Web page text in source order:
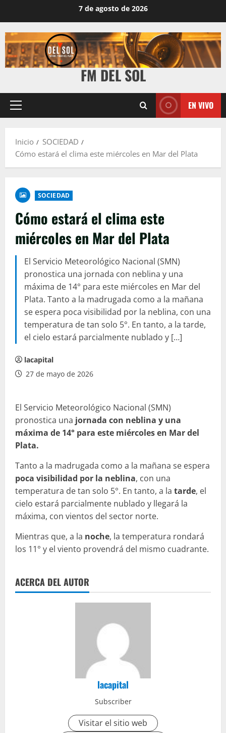
7 de agosto de 2026
FM DEL SOL
EN VIVO
Inicio
SOCIEDAD
Cómo estará el clima este miércoles en Mar del Plata
SOCIEDAD
Cómo estará el clima este
miércoles en Mar del Plata
El Servicio Meteorológico Nacional (SMN)
pronostica una jornada con neblina y una
máxima de 14° para este miércoles en Mar del
Plata. Tanto a la madrugada como a la mañana
se espera poca visibilidad por la neblina, con una
temperatura de tan solo 5°. En tanto, a la tarde,
el cielo estará parcialmente nublado y […]
lacapital
27 de mayo de 2026
El Servicio Meteorológico Nacional (SMN)
pronostica una jornada con neblina y una
máxima de 14° para este miércoles en Mar del
Plata.
Tanto a la madrugada como a la mañana se espera
poca visibilidad por la neblina, con una
temperatura de tan solo 5°. En tanto, a la tarde, el
cielo estará parcialmente nublado y llegará la
máxima, con vientos del sector norte.
Mientras que, a la noche, la temperatura rondará
los 11° y el viento provendrá del mismo cuadrante.
ACERCA DEL AUTOR
lacapital
Subscriber
Visitar el sitio web